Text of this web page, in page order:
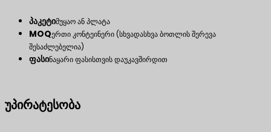
პაკეტიმუყაო ან პლატა
MOQერთი კონტეინერი (სხვადასხვა ბოთლის შერევა
შესაძლებელია)
ფასინაყარი ფასისთვის დაუკავშირდით
უპირატესობა